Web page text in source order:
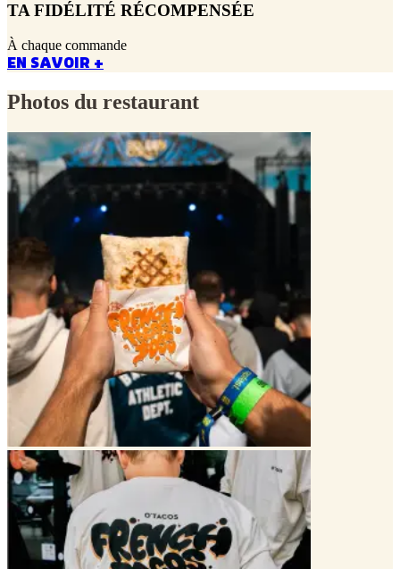
TA FIDÉLITÉ RÉCOMPENSÉE
À chaque commande
EN SAVOIR +
Photos du restaurant